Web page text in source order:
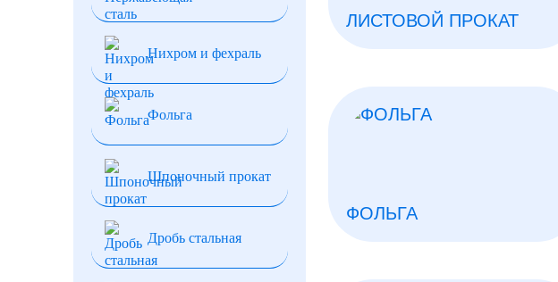
ЛИСТОВОЙ ПРОКАТ
ФОЛЬГА
Нихром и фехраль
Фольга
Шпоночный прокат
Дробь стальная